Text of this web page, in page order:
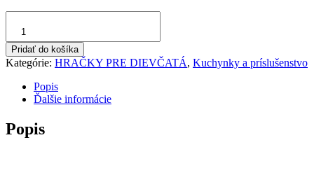
Detská
kuchynka
s
riadmi
príslušenstvom
Pridať do košíka
Kategórie: HRAČKY PRE DIEVČATÁ, Kuchynky a príslušenstvo
Popis
Ďalšie informácie
Popis